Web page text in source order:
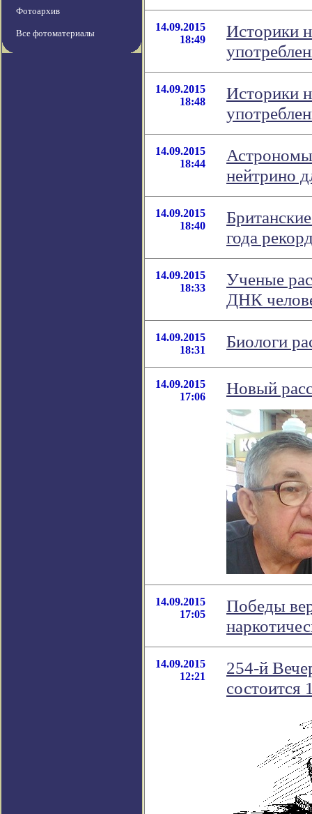
Фотоархив
Все фотоматериалы
14.09.2015
18:49
Историки
14.09.2015
18:48
Историки
14.09.2015
18:44
Астрономы
нейтрино
14.09.2015
18:40
года
14.09.2015
18:33
Ученые
ДНК
14.09.2015
18:31
Биологи
14.09.2015
17:06
Новый
14.09.2015
17:05
Победы
14.09.2015
12:21
254-й
состоится